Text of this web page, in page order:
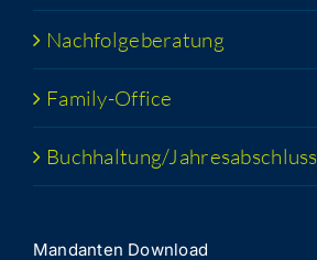
Nach­fol­ge­be­ra­tung
Fami­­ly-Office
Buchhaltung/​​Jahresabschluss
Man­dan­ten Download